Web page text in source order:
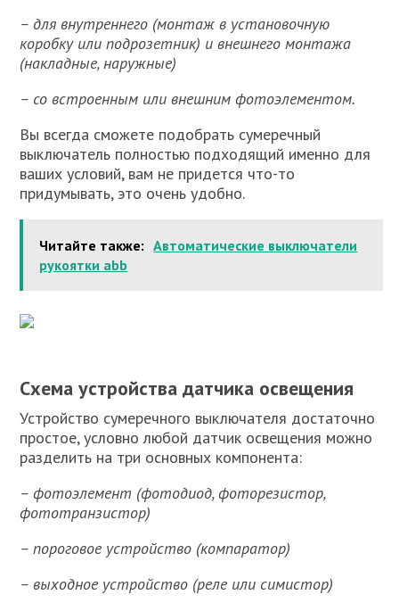
– для внутреннего (монтаж в установочную
коробку или подрозетник) и внешнего монтажа
(накладные, наружные)
– со встроенным или внешним фотоэлементом.
Вы всегда сможете подобрать сумеречный
выключатель полностью подходящий именно для
ваших условий, вам не придется что-то
придумывать, это очень удобно.
Читайте также: Автоматические выключатели
рукоятки abb
Схема устройства датчика освещения
Устройство сумеречного выключателя достаточно
простое, условно любой датчик освещения можно
разделить на три основных компонента:
– фотоэлемент (фотодиод, фоторезистор,
фототранзистор)
– пороговое устройство (компаратор)
– выходное устройство (реле или симистор)